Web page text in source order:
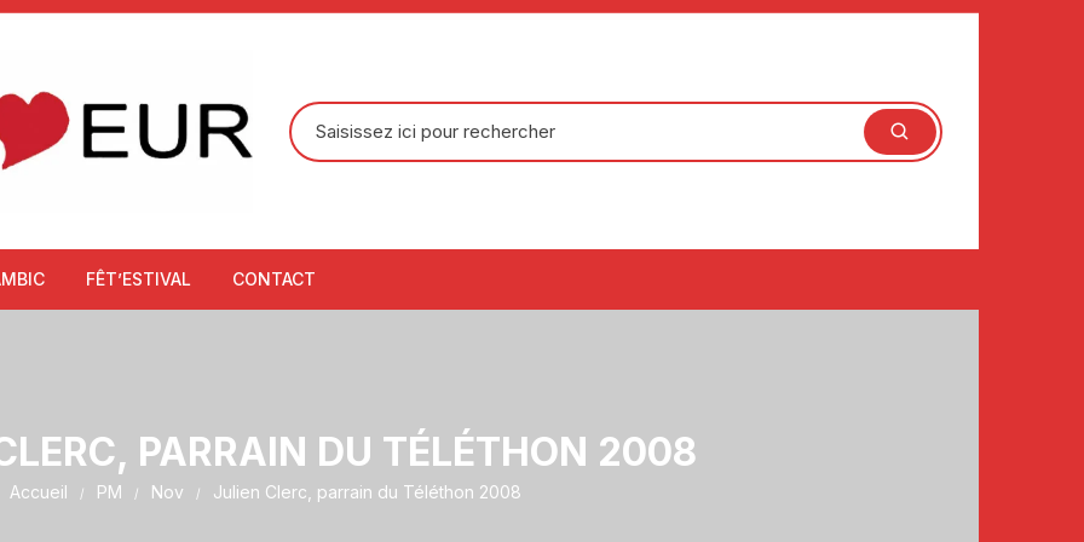
Recherche
pour
FÊT’ESTIVAL CONTACT
PARRAIN DU TÉLÉTHON 2008
Accueil PM Nov Julien Clerc, parrain du Téléthon 2008